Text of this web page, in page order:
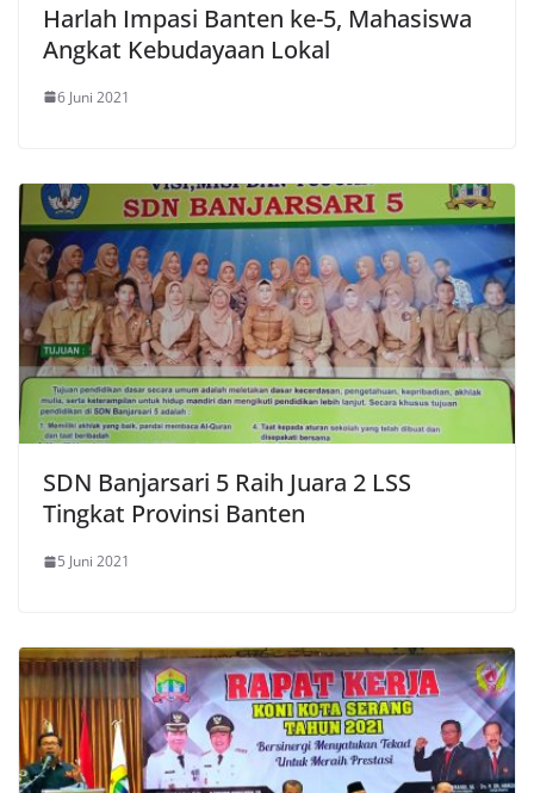
Harlah Impasi Banten ke-5, Mahasiswa
Angkat Kebudayaan Lokal
6 Juni 2021
SDN Banjarsari 5 Raih Juara 2 LSS
Tingkat Provinsi Banten
5 Juni 2021